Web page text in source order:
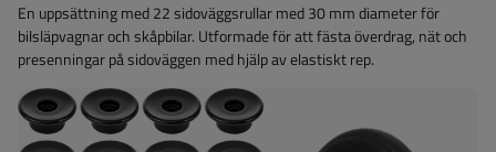
En uppsättning med 22 sidoväggsrullar med 30 mm diameter för
bilsläpvagnar och skåpbilar. Utformade för att fästa överdrag, nät och
presenningar på sidoväggen med hjälp av elastiskt rep.